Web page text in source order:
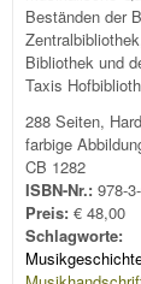
Beständen der
Bibliothek und
Taxis
288 Seiten,
farbige
CB 1282
ISBN-Nr.: 978-
Preis: € 48,00
Schlagworte: